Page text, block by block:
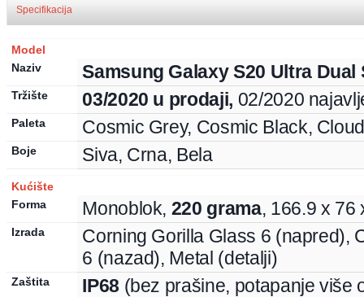
Specifikacija
Model
Naziv
Samsung Galaxy S20 Ultra Dual
Tržište 03/2020 u prodaji, 02/2020
Paleta Cosmic Grey, Cosmic Black,
Boje Siva, Crna, Bela
Kućište
Forma
Monoblok, 220 grama, 166.9 x 76
Izrada Corning Gorilla Glass 6 (napred),
6 (nazad), Metal (detalji)
Zaštita IP68 (bez prašine, potapanje više